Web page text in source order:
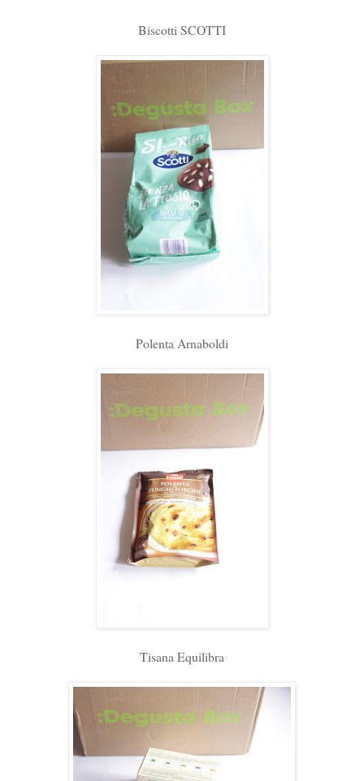
Biscotti SCOTTI
Polenta Arnaboldi
Tisana Equilibra